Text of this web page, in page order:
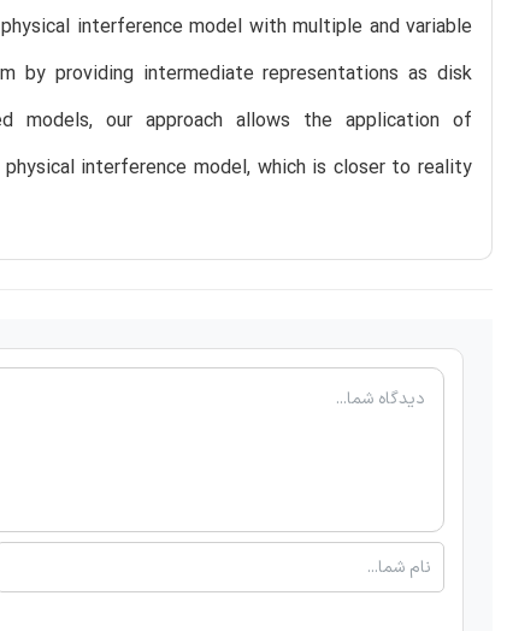
interference model with multiple and variable
providing intermediate representations as disk
models, our approach allows the application of
interference model, which is closer to reality